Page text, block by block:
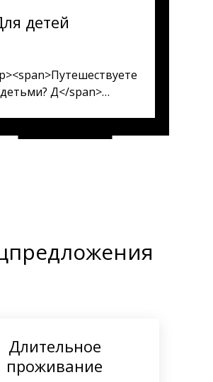
детей
Д</span>
предоставить детскую
Длительное
проживание